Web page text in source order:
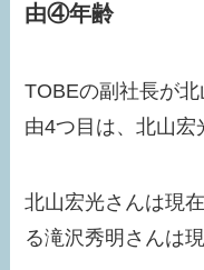
由④年齢
TOBEの副社長が
由4つ目は、北山宏
北山宏光さんは現
る滝沢秀明さんは